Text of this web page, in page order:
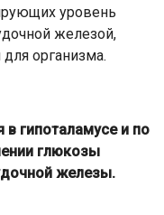
уровень
железой,
организма.
гипоталамусе и по
глюкозы
железы.